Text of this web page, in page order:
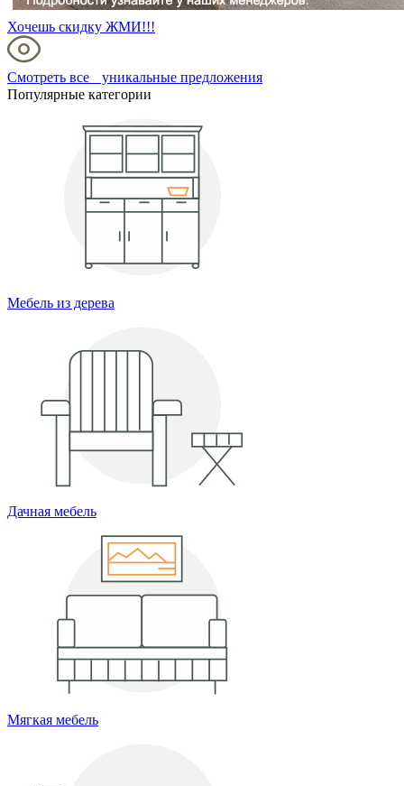
Хочешь скидку ЖМИ!!!
Смотреть все уникальные предложения
Популярные категории
Мебель из дерева
Дачная мебель
Мягкая мебель